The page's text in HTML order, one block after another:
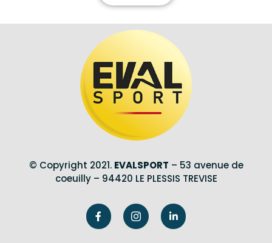
© Copyright 2021. EVALSPORT – 53 avenue de
coeuilly – 94420 LE PLESSIS TREVISE